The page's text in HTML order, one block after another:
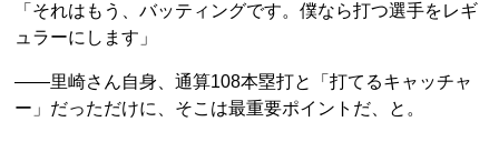
「それはもう、バッティングです。僕なら打つ選手をレギ
ュラーにします」
――里崎さん自身、通算108本塁打と「打てるキャッチャ
ー」だっただけに、そこは最重要ポイントだ、と。